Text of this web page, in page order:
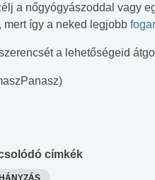
a nőgyógyászoddal vagy
mert így a neked legjobb
a lehetőségeid
címkék